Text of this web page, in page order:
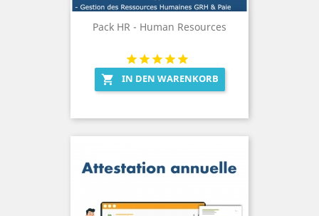
Pack HR - Human Resources
 IN DEN WARENKORB